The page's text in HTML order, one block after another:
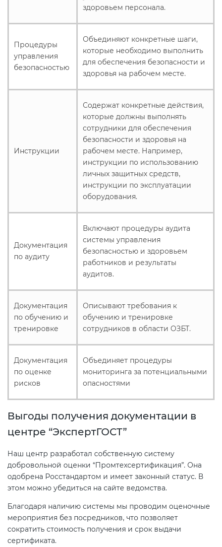
здоровьем персонала.
Процедуры
управления
безопасностью
Объединяют конкретные шаги,
которые необходимо выполнить
для обеспечения безопасности и
здоровья на рабочем месте.
Инструкции
Содержат конкретные действия,
которые должны выполнять
сотрудники для обеспечения
безопасности и здоровья на
рабочем месте. Например,
инструкции по использованию
личных защитных средств,
инструкции по эксплуатации
оборудования.
Документация
по аудиту
Включают процедуры аудита
системы управления
безопасностью и здоровьем
работников и результаты
аудитов.
Документация
по обучению и
тренировке
Описывают требования к
обучению и тренировке
сотрудников в области ОЗБТ.
Документация
по оценке
рисков
Объединяет процедуры
мониторинга за потенциальными
опасностями
Выгоды получения документации в
центре “ЭкспертГОСТ”
Наш центр разработал собственную систему
добровольной оценки “Промтехсертификация”. Она
одобрена Росстандартом и имеет законный статус. В
этом можно убедиться на сайте ведомства.
Благодаря наличию системы мы проводим оценочные
мероприятия без посредников, что позволяет
сократить стоимость получения и срок выдачи
сертификата.